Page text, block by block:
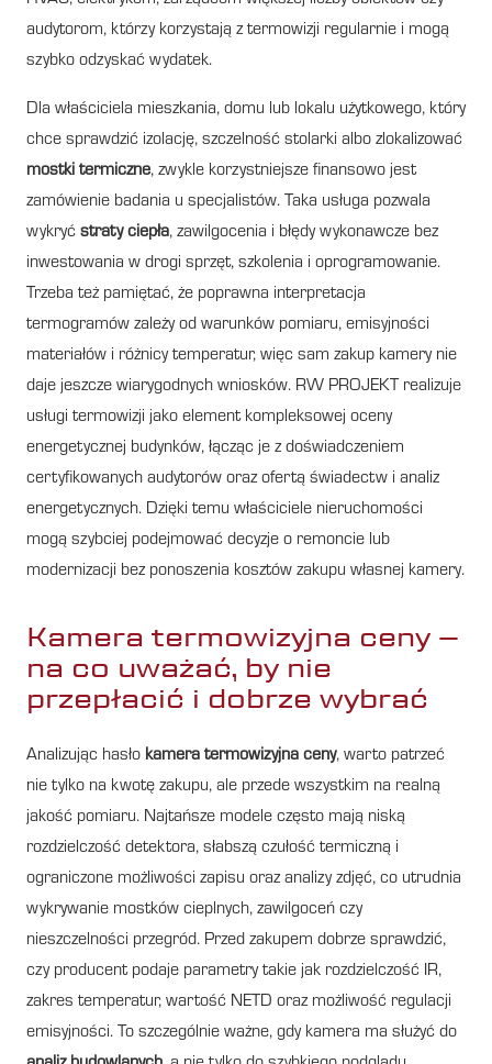
audytorom, którzy korzystają z termowizji regularnie i mogą
szybko odzyskać wydatek.
Dla właściciela mieszkania, domu lub lokalu użytkowego, który
chce sprawdzić izolację, szczelność stolarki albo zlokalizować
mostki termiczne, zwykle korzystniejsze finansowo jest
zamówienie badania u specjalistów. Taka usługa pozwala
wykryć straty ciepła, zawilgocenia i błędy wykonawcze bez
inwestowania w drogi sprzęt, szkolenia i oprogramowanie.
Trzeba też pamiętać, że poprawna interpretacja
termogramów zależy od warunków pomiaru, emisyjności
materiałów i różnicy temperatur, więc sam zakup kamery nie
daje jeszcze wiarygodnych wniosków. RW PROJEKT realizuje
usługi termowizji jako element kompleksowej oceny
energetycznej budynków, łącząc je z doświadczeniem
certyfikowanych audytorów oraz ofertą świadectw i analiz
energetycznych. Dzięki temu właściciele nieruchomości
mogą szybciej podejmować decyzje o remoncie lub
modernizacji bez ponoszenia kosztów zakupu własnej kamery.
Kamera termowizyjna ceny –
na co uważać, by nie
przepłacić i dobrze wybrać
Analizując hasło kamera termowizyjna ceny, warto patrzeć
nie tylko na kwotę zakupu, ale przede wszystkim na realną
jakość pomiaru. Najtańsze modele często mają niską
rozdzielczość detektora, słabszą czułość termiczną i
ograniczone możliwości zapisu oraz analizy zdjęć, co utrudnia
wykrywanie mostków cieplnych, zawilgoceń czy
nieszczelności przegród. Przed zakupem dobrze sprawdzić,
czy producent podaje parametry takie jak rozdzielczość IR,
zakres temperatur, wartość NETD oraz możliwość regulacji
emisyjności. To szczególnie ważne, gdy kamera ma służyć do